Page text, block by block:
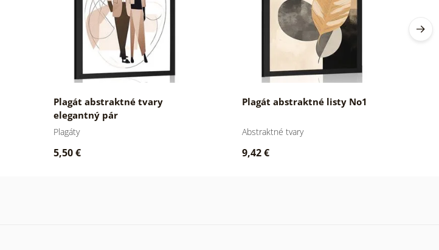
Plagát abstraktné tvary
elegantný pár
Plagáty
5,50 €
Plagát abstraktné listy No1
Abstraktné tvary
9,42 €